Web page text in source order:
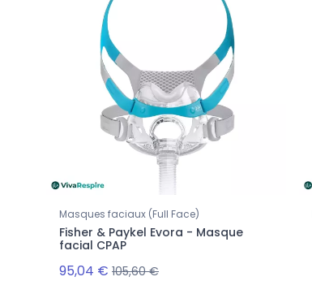
Masques faciaux (Full Face)
Fisher & Paykel Evora - Masque
facial CPAP
95,04 € 105,60 €